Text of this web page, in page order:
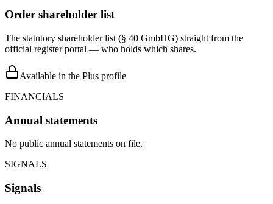
Order shareholder list
The statutory shareholder list (§ 40 GmbHG) straight from the
official register portal — who holds which shares.
Available in the Plus profile
FINANCIALS
Annual statements
No public annual statements on file.
SIGNALS
Signals